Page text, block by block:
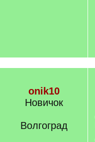
onik10
Новичок
Волгоград